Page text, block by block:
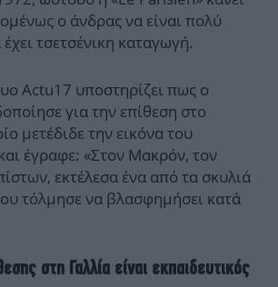
ο άνδρας να είναι πολύ
τσετσένικη καταγωγή.
Actu17 υποστηρίζει πως ο
για την επίθεση στο
μετέδιδε την εικόνα του
έγραφε: «Στον Μακρόν, τον
εκτέλεσα ένα από τα σκυλιά
τόλμησε να βλασφημήσει κατά
στη Γαλλία είναι εκπαιδευτικός